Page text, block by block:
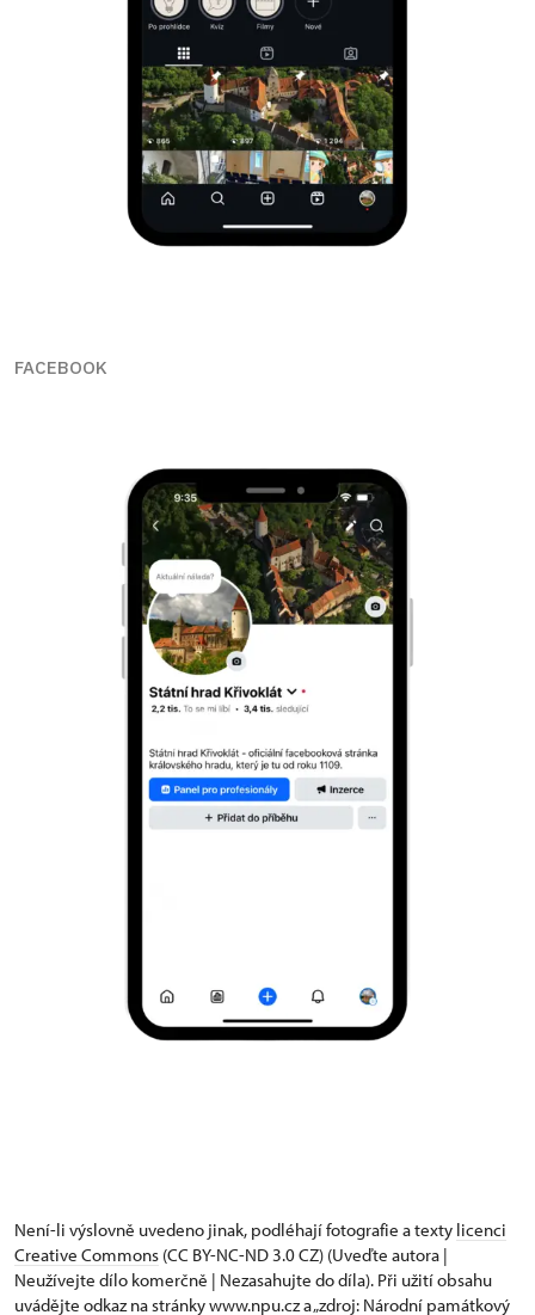
FACEBOOK
Není-li výslovně uvedeno jinak, podléhají fotografie a texty licenci
Creative Commons (CC BY-NC-ND 3.0 CZ) (Uveďte autora |
Neužívejte dílo komerčně | Nezasahujte do díla). Při užití obsahu
uvádějte odkaz na stránky www.npu.cz a „zdroj: Národní památkový